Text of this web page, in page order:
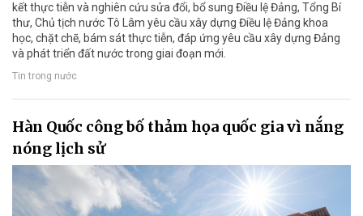
kết thực tiễn và nghiên cứu sửa đổi, bổ sung Điều lệ Đảng, Tổng Bí
thư, Chủ tịch nước Tô Lâm yêu cầu xây dựng Điều lệ Đảng khoa
học, chặt chẽ, bám sát thực tiễn, đáp ứng yêu cầu xây dựng Đảng
và phát triển đất nước trong giai đoạn mới.
Tin trong nước
Hàn Quốc công bố thảm họa quốc gia vì nắng
nóng lịch sử